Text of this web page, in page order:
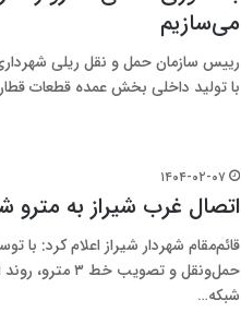
می‌سازیم
رییس سازمان حمل و نقل ریلی
با تولید داخلی بخش عمده قطعات
۱۴۰۴-۰۲-۰۷
اتصال غرب شیراز به
قائم‌مقام شهردار شیراز اعلام کرد: با
حمل‌ونقل و تصویب
شبکه…